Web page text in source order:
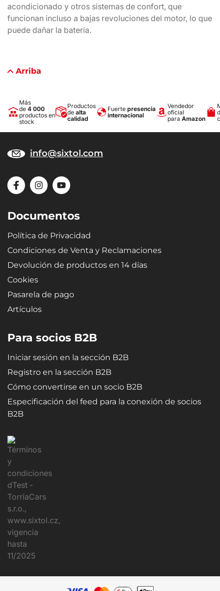
acondicionado y otros sistemas de confort, que
funcionan incluso a bajas revoluciones del motor, lo que
puede dañar la batería.
Arriba
Más
de 4 000
productos en
stock
Productos
de alta
calidad
Fuerte presencia
internacional
Vendedor
oficial
para Amazon
info@sixtol.com
Documentos
Política de Privacidad
Condiciones de Venta y Reclamaciones
Devolución de productos en 14 días
Cookies
Pasarela de pago
Artículos
Para socios B2B
Iniciar sesión en la sección B2B
Registro en la sección B2B
Cómo convertirse en un socio B2B
Especificación del feed para la conexión de socios
B2B